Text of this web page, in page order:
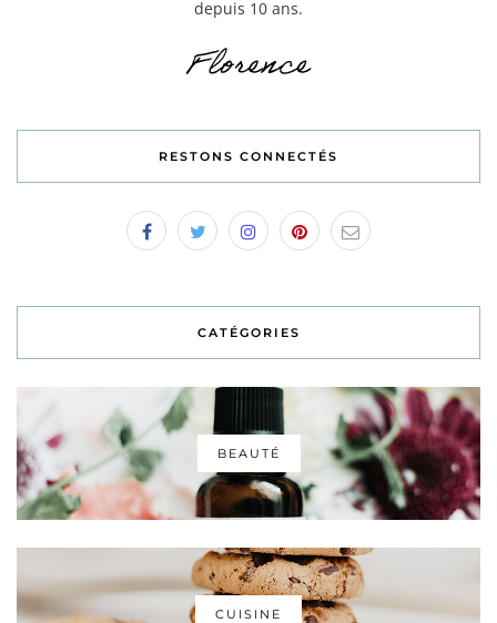
depuis 10 ans.
RESTONS CONNECTÉS
CATÉGORIES
BEAUTÉ
CUISINE